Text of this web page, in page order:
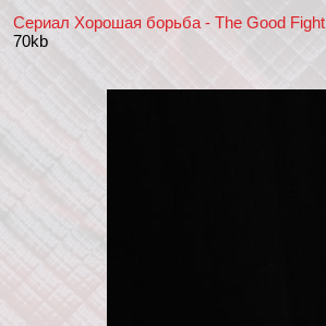
Сериал Хорошая борьба - The Good Fight
70kb